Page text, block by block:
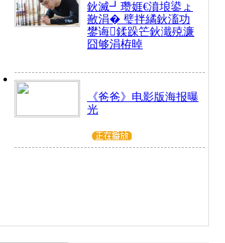
鈥滅┛瓒娾€濆埌鍙ょ
敾涓� 璧拌繘鈥滀功
鐢诲鍒跺笀鈥濈殑濂
囧够涓栫晫
《爸爸》电影版海报曝
光